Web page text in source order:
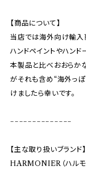
【商品について】
当店では海外向け輸入
ハンドペイントやハン
本製品と比べおおらか
がそれも含め“海外っ
けましたら幸いです。
−−−−−−−−−−−−−−
【主な取り扱いブランド】
HARMONIER（ハルモ